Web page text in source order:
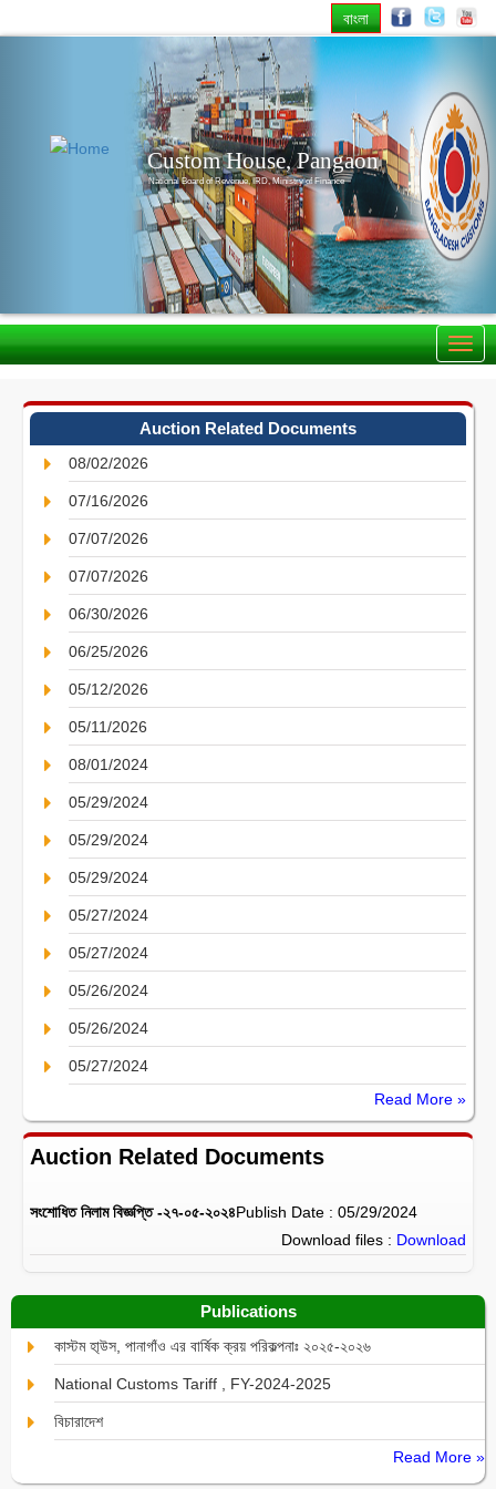
বাংলা
Custom House, Pangaon
National Board of Revenue, IRD, Ministry of Finance
Auction Related Documents
08/02/2026
07/16/2026
07/07/2026
07/07/2026
06/30/2026
06/25/2026
05/12/2026
05/11/2026
08/01/2024
05/29/2024
05/29/2024
05/29/2024
05/27/2024
05/27/2024
05/26/2024
05/26/2024
05/27/2024
Read More »
Auction Related Documents
সংশোধিত নিলাম বিজ্ঞপ্তি -২৭-০৫-২০২৪Publish Date : 05/29/2024
Download files : Download
Publications
কাস্টম হা্উস, পানাগাঁও এর বার্ষিক ক্রয় পরিকল্পনাঃ ২০২৫-২০২৬
National Customs Tariff , FY-2024-2025
বিচারাদেশ
Read More »